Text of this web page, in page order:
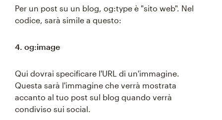
Per un post su un blog, og:type è "sito web". Nel
codice, sarà simile a questo:
4. og:image
Qui dovrai specificare l'URL di un'immagine.
Questa sarà l'immagine che verrà mostrata
accanto al tuo post sul blog quando verrà
condiviso sui social.